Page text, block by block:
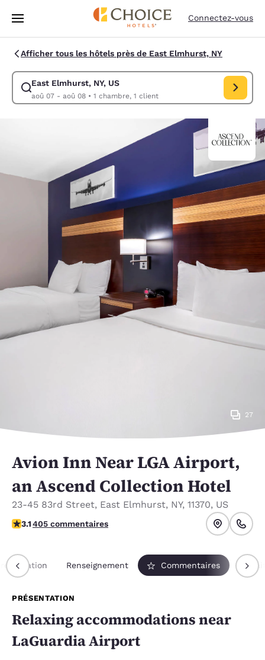
Passer à Contenu Principal
Connectez-vous
Afficher tous les hôtels près de East Elmhurst, NY
East Elmhurst, NY, US
aoû 07 - aoû 08• 1 chambre, 1 client
Modifiez la recherche pour East Elmhurst, NY, US. Date d’arrivée aoû
27
Avion Inn Near LGA Airport,
an Ascend Collection Hotel
23-45 83rd Street, East Elmhurst, NY, 11370, US
3.14 étoiles. Bien.
3.1405 commentaires
Renseignement Commentaires
PRÉSENTATION
Relaxing accommodations near
LaGuardia Airport